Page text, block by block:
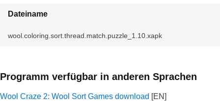
Dateiname
wool.coloring.sort.thread.match.puzzle_1.10.xapk
Programm verfügbar in anderen Sprachen
Wool Craze 2: Wool Sort Games download